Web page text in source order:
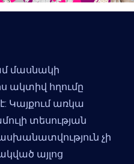
մասնակի
ակտիվ հղումը
Կայքում առկա
տեսության
չի
այլոց